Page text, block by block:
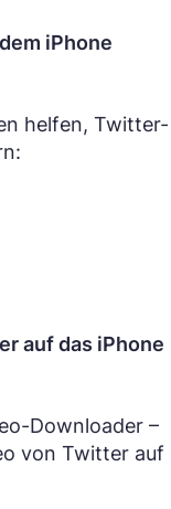
iPhone
helfen, Twitter-
auf das iPhone
Downloader –
von Twitter auf